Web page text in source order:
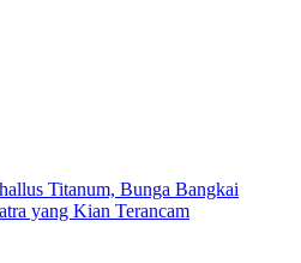
Titanum, Bunga Bangkai
yang Kian Terancam